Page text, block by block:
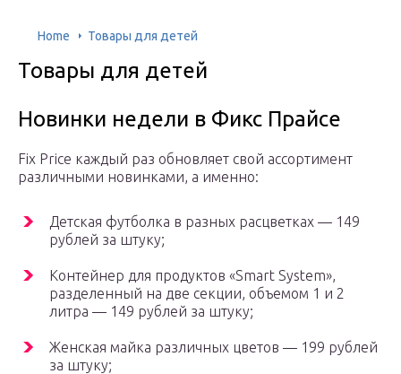
Home Товары для детей
Товары для детей
Новинки недели в Фикс Прайсе
Fix Price каждый раз обновляет свой ассортимент
различными новинками, а именно:
Детская футболка в разных расцветках — 149
рублей за штуку;
Контейнер для продуктов «Smart System»,
разделенный на две секции, объемом 1 и 2
литра — 149 рублей за штуку;
Женская майка различных цветов — 199 рублей
за штуку;